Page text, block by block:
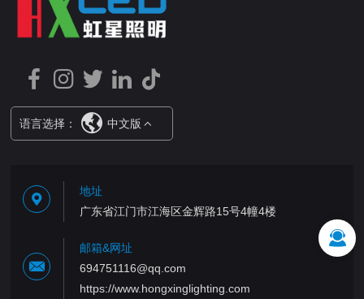
语言选择： 中文版
地址
广东省江门市江海区金辉路15号4幢4楼
邮箱&网址
694751116@qq.com
https://www.hongxinglighting.com